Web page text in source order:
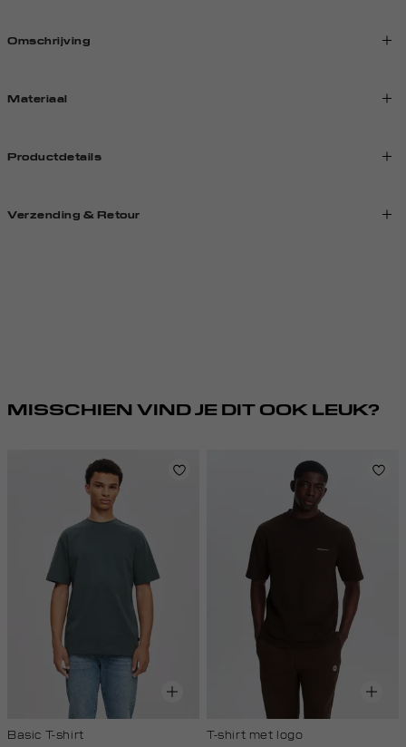
Omschrijving
Materiaal
Productdetails
Verzending & Retour
MISSCHIEN VIND JE DIT OOK LEUK?
Basic T-shirt
T-shirt met logo